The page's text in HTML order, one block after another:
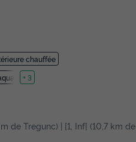
chauffée
+ 3
de Tregunc) | [1, Inf[ (10,7 km de